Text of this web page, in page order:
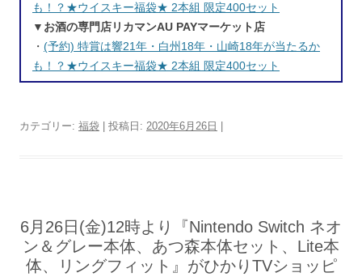
も！？★ウイスキー福袋★ 2本組 限定400セット
▼お酒の専門店リカマンAU PAYマーケット店
・ (予約) 特賞は響21年・白州18年・山崎18年が当たるか
も！？★ウイスキー福袋★ 2本組 限定400セット
カテゴリー: 福袋 | 投稿日: 2020年6月26日
6月26日(金)12時より『Nintendo Switch ネオ
ン＆グレー本体、あつ森本体セット、Lite本
体、リングフィット』がひかりTVショッピ